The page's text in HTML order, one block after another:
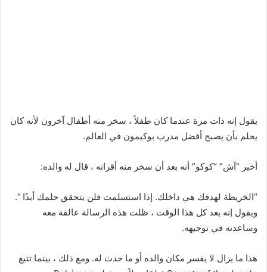
يقول إنه ذات مرة عندما كان طفلاً ، سخر منه أطفال آخرون لأنه كان
يحلم بأن يصبح أفضل مدرب بوكيمون في العالم.
أخبر “آش” “كوكو” أنه بعد أن سخر منه أقرانه ، قال له والده:
“الخريطة لهدفك هي داخلك. إذا استسلمت فلن يتحقق حلمك أبدًا “.
ويقول إنه بعد كل هذا الوقت ، ظلت هذه الرسالة عالقة معه
وساعدته في توجيهه.
هذا ما يزال لا يفسر مكان والده أو ما حدث له. ومع ذلك ، بينما تتبع